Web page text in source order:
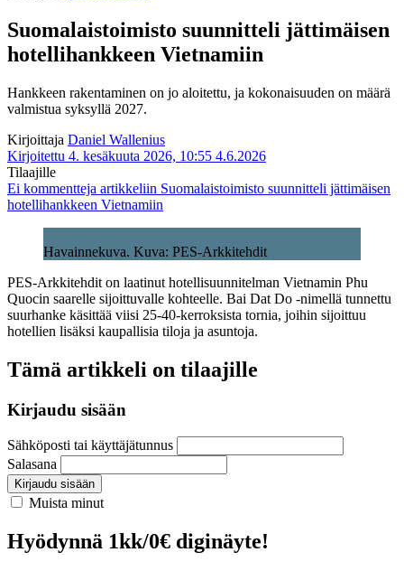
Suomalaistoimisto suunnitteli jättimäisen
hotellihankkeen Vietnamiin
Hankkeen rakentaminen on jo aloitettu, ja kokonaisuuden on määrä
valmistua syksyllä 2027.
Kirjoittaja Daniel Wallenius
Kirjoitettu 4. kesäkuuta 2026, 10:55 4.6.2026
Tilaajille
Ei kommentteja artikkeliin Suomalaistoimisto suunnitteli jättimäisen
hotellihankkeen Vietnamiin
Havainnekuva. Kuva: PES-Arkkitehdit
PES-Arkkitehdit on laatinut hotellisuunnitelman Vietnamin Phu
Quocin saarelle sijoittuvalle kohteelle. Bai Dat Do -nimellä tunnettu
suurhanke käsittää viisi 25-40-kerroksista tornia, joihin sijoittuu
hotellien lisäksi kaupallisia tiloja ja asuntoja.
Tämä artikkeli on tilaajille
Kirjaudu sisään
Sähköposti tai käyttäjätunnus
Salasana
Kirjaudu sisään
Muista minut
Hyödynnä 1kk/0€ diginäyte!